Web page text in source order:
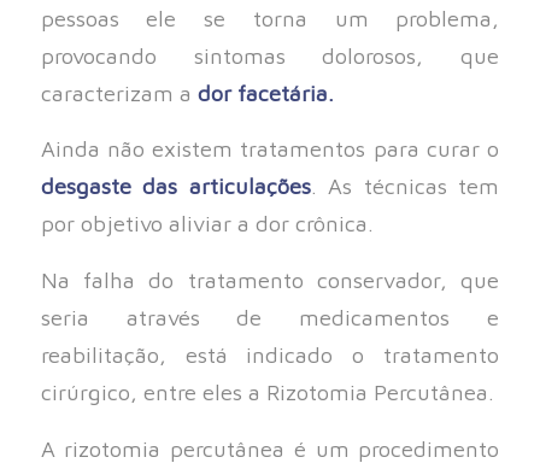
pessoas ele se torna um problema,
provocando sintomas dolorosos, que
caracterizam a dor facetária.
Ainda não existem tratamentos para curar o
desgaste das articulações. As técnicas tem
por objetivo aliviar a dor crônica.
Na falha do tratamento conservador, que
seria através de medicamentos e
reabilitação, está indicado o tratamento
cirúrgico, entre eles a Rizotomia Percutânea.
A rizotomia percutânea é um procedimento